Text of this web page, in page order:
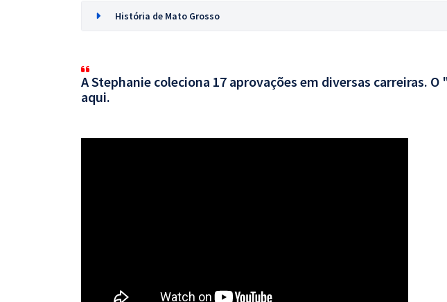
História de Mato Grosso
A Stephanie coleciona 17 aprovações em diversas carreiras.
aqui.